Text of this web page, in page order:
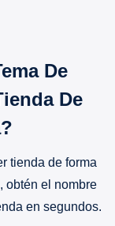
De
De
tienda de forma
obtén el nombre
en segundos.